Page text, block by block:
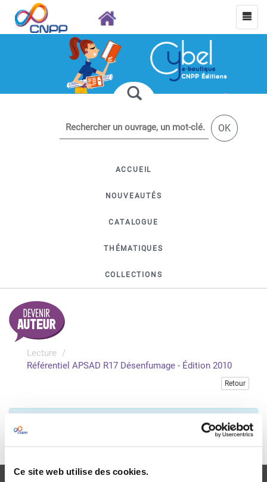
Ce site web utilise des cookies.
OK
ACCUEIL
NOUVEAUTÉS
CATALOGUE
THÉMATIQUES
COLLECTIONS
Lecture
Référentiel APSAD R17 Désenfumage - Édition 2010
Retour
Veuillez vous connecter pour accéder à cette publication